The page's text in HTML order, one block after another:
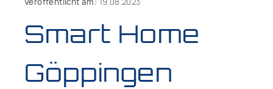
Smart Home
Göppingen